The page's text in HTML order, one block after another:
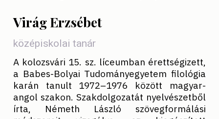
Virág Erzsébet
középiskolai tanár
A kolozsvári 15. sz. líceumban érettségizett,
a Babes-Bolyai Tudományegyetem filológia
karán tanult 1972–1976 között magyar-
angol szakon. Szakdolgozatát nyelvészetből
írta, Németh László szövegformálási